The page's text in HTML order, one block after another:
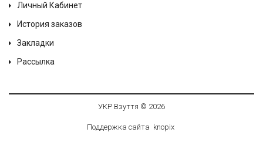
Личный Кабинет
История заказов
Закладки
Рассылка
УКР Взуття © 2026
Поддержка сайта knopix